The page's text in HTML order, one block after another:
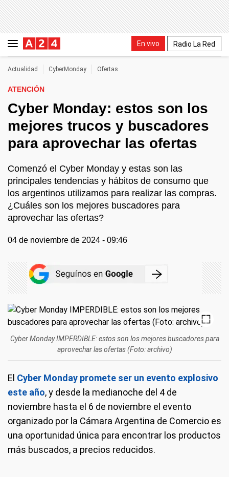
En vivo Radio La Red
Actualidad CyberMonday Ofertas
ATENCIÓN
Cyber Monday: estos son los
mejores trucos y buscadores
para aprovechar las ofertas
Comenzó el Cyber Monday y estas son las
principales tendencias y hábitos de consumo que
los argentinos utilizamos para realizar las compras.
¿Cuáles son los mejores buscadores para
aprovechar las ofertas?
04 de noviembre de 2024 - 09:46
Cyber Monday IMPERDIBLE: estos son los mejores buscadores para
aprovechar las ofertas (Foto: archivo)
El Cyber Monday promete ser un evento explosivo
este año, y desde la medianoche del 4 de
noviembre hasta el 6 de noviembre el evento
organizado por la Cámara Argentina de Comercio es
una oportunidad única para encontrar los productos
más buscados, a precios reducidos.